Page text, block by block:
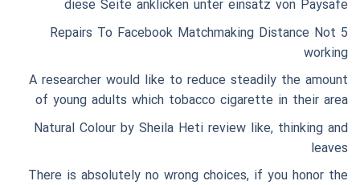
diese Seite anklicken unter einsatz von Paysafe
5 Repairs To Facebook Matchmaking Distance Not
working
A researcher would like to reduce steadily the amount
of young adults which tobacco cigarette in their area
Natural Colour by Sheila Heti review like, thinking and
leaves
There is absolutely no wrong choices, if you honor the